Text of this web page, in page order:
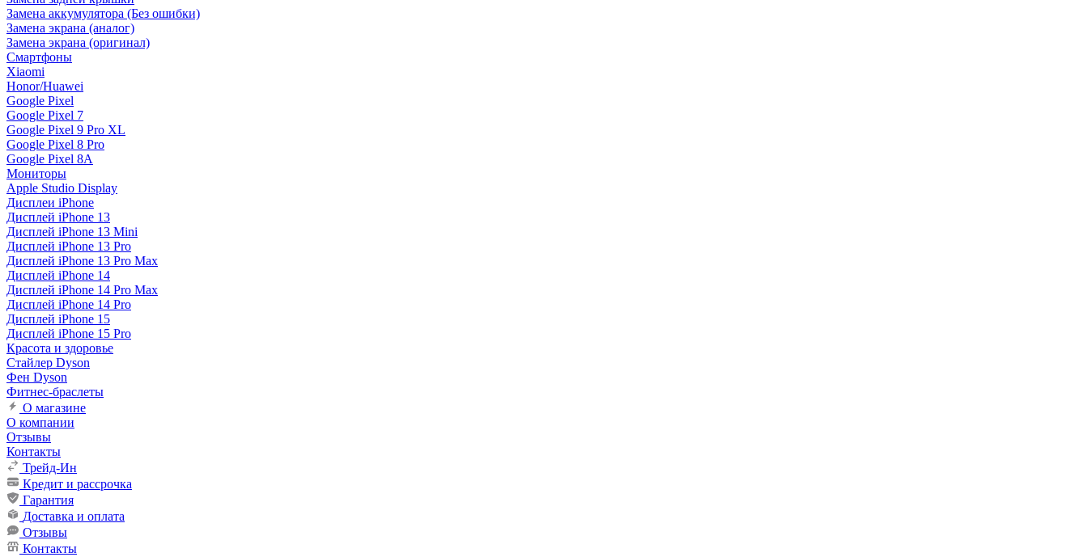
Замена аккумулятора (Без ошибки)
Замена экрана (аналог)
Замена экрана (оригинал)
Смартфоны
Xiaomi
Honor/Huawei
Google Pixel
Google Pixel 7
Google Pixel 9 Pro XL
Google Pixel 8 Pro
Google Pixel 8A
Мониторы
Apple Studio Display
Дисплеи iPhone
Дисплей iPhone 13
Дисплей iPhone 13 Mini
Дисплей iPhone 13 Pro
Дисплей iPhone 13 Pro Max
Дисплей iPhone 14
Дисплей iPhone 14 Pro Max
Дисплей iPhone 14 Pro
Дисплей iPhone 15
Дисплей iPhone 15 Pro
Красота и здоровье
Стайлер Dyson
Фен Dyson
Фитнес-браслеты
О магазине
О компании
Отзывы
Контакты
Трейд-Ин
Кредит и рассрочка
Гарантия
Доставка и оплата
Отзывы
Контакты